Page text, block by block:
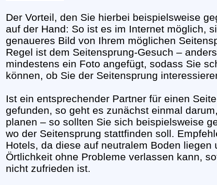
Der Vorteil, den Sie hierbei beispielsweise
auf der Hand: So ist es im Internet möglich,
genaueres Bild von Ihrem möglichen
Regel ist dem Seitensprung-Gesuch –
mindestens ein Foto angefügt, sodass Sie
können, ob Sie der Seitensprung
Ist ein entsprechender Partner für einen
gefunden, so geht es zunächst einmal
planen – so sollten Sie sich beispielsweise
wo der Seitensprung stattfinden soll.
Hotels, da diese auf neutralem Boden liegen
Örtlichkeit ohne Probleme verlassen kann,
nicht zufrieden ist.